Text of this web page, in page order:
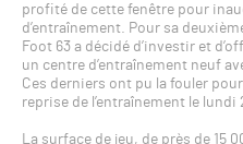
profité de cette fenêtre pour
d’entraînement. Pour sa
Foot 63 a décidé d’investir et
un centre d’entraînement neuf
Ces derniers ont pu la fouler
reprise de l’entraînement le lundi
La surface de jeu, de près de 15